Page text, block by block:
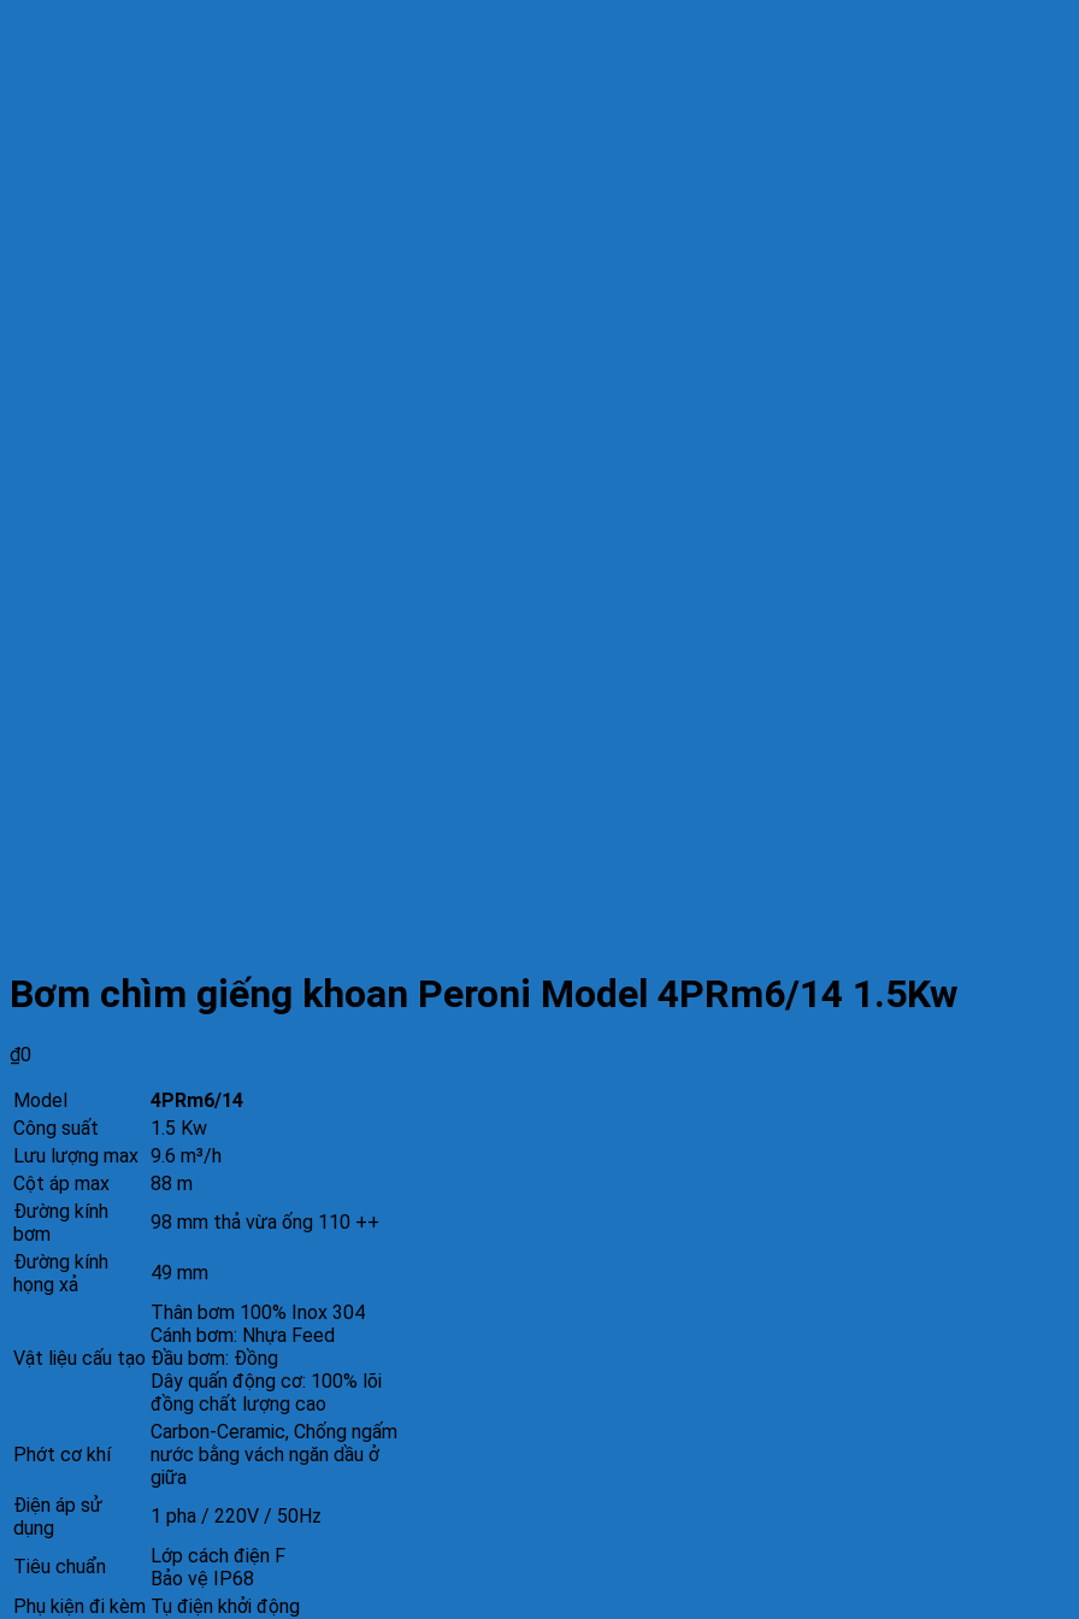
Bơm chìm giếng khoan Peroni Model 4PRm6/14 1.5Kw
₫0
Model
4PRm6/14
Công suất
1.5 Kw
Lưu lượng max 9.6 m³/h
Cột áp max
88 m
Đường kính
bơm
98 mm thả vừa ống 110 ++
Đường kính
họng xả
49 mm
Vật liệu cấu tạo
Thân bơm 100% Inox 304
Cánh bơm: Nhựa Feed
Đầu bơm: Đồng
Dây quấn động cơ: 100% lõi
đồng chất lượng cao
Phớt cơ khí
Carbon-Ceramic, Chống ngấm
nước bằng vách ngăn dầu ở
giữa
Điện áp sử
dụng
1 pha / 220V / 50Hz
Tiêu chuẩn
Lớp cách điện F
Bảo vệ IP68
Phụ kiện đi kèm Tụ điện khởi động